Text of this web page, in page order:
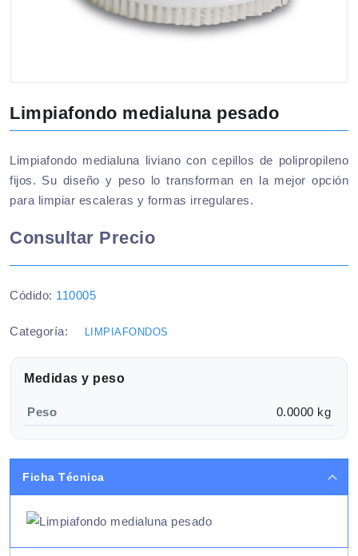
Limpiafondo medialuna pesado
Limpiafondo medialuna liviano con cepillos de polipropileno
fijos. Su diseño y peso lo transforman en la mejor opción
para limpiar escaleras y formas irregulares.
Consultar Precio
Códido: 110005
Categoría: LIMPIAFONDOS
Medidas y peso
Peso 0.0000 kg
Ficha Técnica